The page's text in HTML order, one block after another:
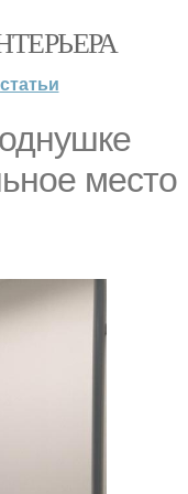
статьи
место